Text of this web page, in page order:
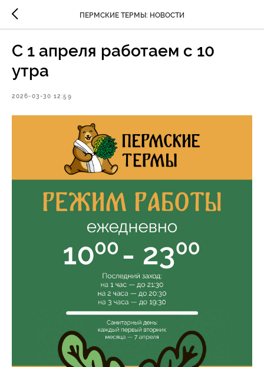
ПЕРМСКИЕ ТЕРМЫ: НОВОСТИ
С 1 апреля работаем с 10
утра
2026-03-30 12:59